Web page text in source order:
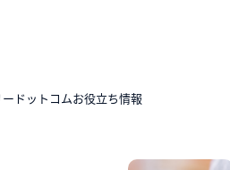
ドットコムお役立ち情報